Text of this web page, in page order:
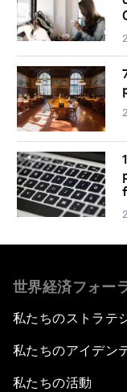
世界経済フォー
私たちのストラテ
私たちのアイデン
私たちの活動